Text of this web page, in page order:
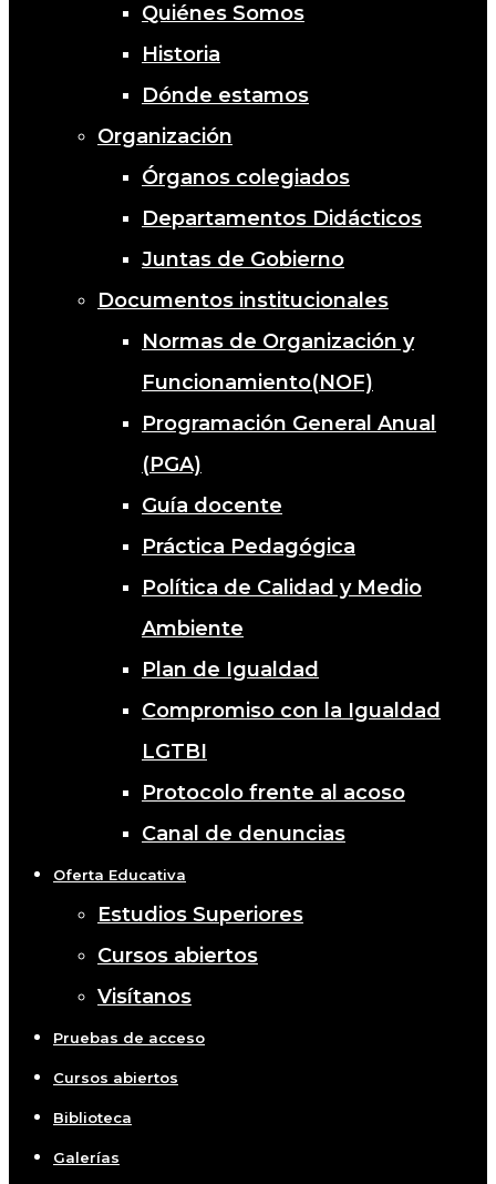
Quiénes Somos
Historia
Dónde estamos
Organización
Órganos colegiados
Departamentos Didácticos
Juntas de Gobierno
Documentos institucionales
Normas de Organización y
Funcionamiento(NOF)
Programación General Anual
(PGA)
Guía docente
Práctica Pedagógica
Política de Calidad y Medio
Ambiente
Plan de Igualdad
Compromiso con la Igualdad
LGTBI
Protocolo frente al acoso
Canal de denuncias
Oferta Educativa
Estudios Superiores
Cursos abiertos
Visítanos
Pruebas de acceso
Cursos abiertos
Biblioteca
Galerías